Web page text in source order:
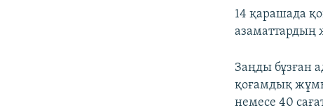
14 қарашада
азаматтардың
Заңды бұзған
қоғамдық
немесе 40